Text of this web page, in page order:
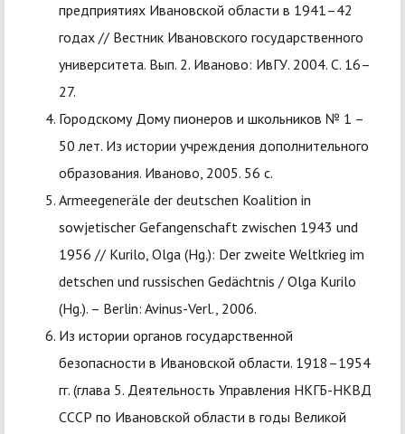
предприятиях Ивановской области в 1941–42
годах // Вестник Ивановского государственного
университета. Вып. 2. Иваново: ИвГУ. 2004. С. 16–
27.
Городскому Дому пионеров и школьников № 1 –
50 лет. Из истории учреждения дополнительного
образования. Иваново, 2005. 56 с.
Armeegeneräle der deutschen Koalition in
sowjetischer Gefangenschaft zwischen 1943 und
1956 // Kurilo, Olga (Hg.): Der zweite Weltkrieg im
detschen und russischen Gedächtnis / Olga Kurilo
(Hg.). – Berlin: Avinus-Verl., 2006.
Из истории органов государственной
безопасности в Ивановской области. 1918–1954
гг. (глава 5. Деятельность Управления НКГБ-НКВД
СССР по Ивановской области в годы Великой